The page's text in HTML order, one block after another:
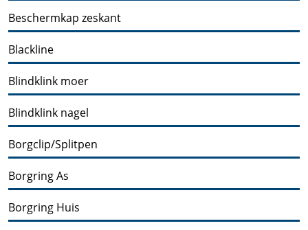
Beschermkap zeskant
Blackline
Blindklink moer
Blindklink nagel
Borgclip/Splitpen
Borgring As
Borgring Huis